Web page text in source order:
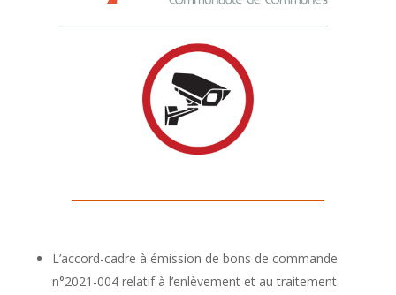
L’accord-cadre à émission de bons de commande
n°2021-004 relatif à l’enlèvement et au traitement